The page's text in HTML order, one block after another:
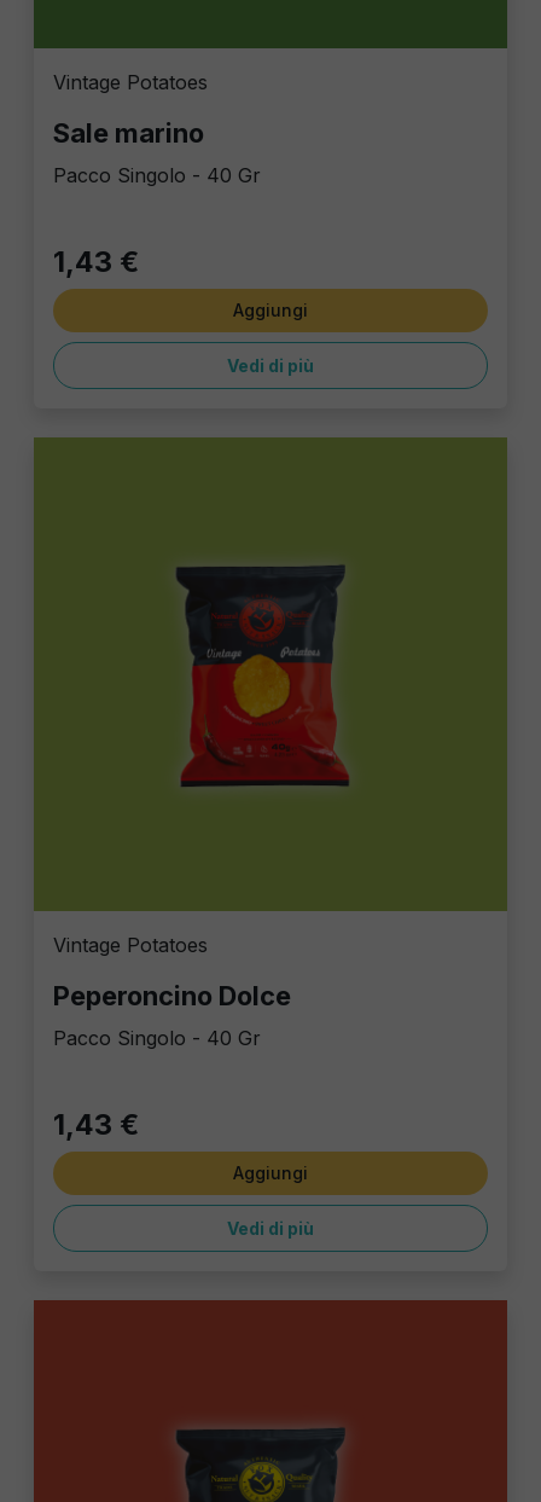
Vintage Potatoes
Sale marino
Pacco Singolo - 40 Gr
1,43 €
Aggiungi
Vedi di più
Vintage Potatoes
Peperoncino Dolce
Pacco Singolo - 40 Gr
1,43 €
Aggiungi
Vedi di più